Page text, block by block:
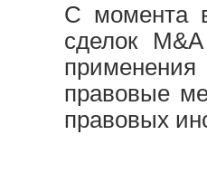
С момента
сделок
правовые
правовых